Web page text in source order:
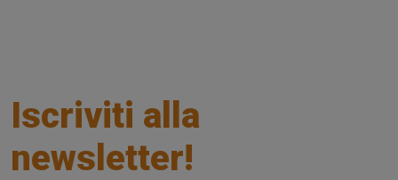
Iscriviti alla
newsletter!